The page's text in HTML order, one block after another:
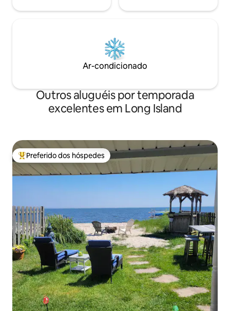
Ar-condicionado
Outros aluguéis por temporada
excelentes em Long Island
Entre os melhores preferidos dos hóspedes
Preferido dos hóspedes